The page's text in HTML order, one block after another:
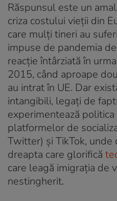
Răspunsul este un
criza costului vieții din
care mulți tineri au
impuse de pandemia
reacție întârziată în
2015, când aproape
au intrat în UE. Dar
intangibili, legați de
experimentează
platformelor de
Twitter) și TikTok,
dreapta care glorifică
care leagă imigrația de
nestingherit.